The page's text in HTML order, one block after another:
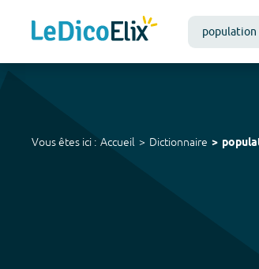
Vous êtes ici : Accueil Dictionnaire